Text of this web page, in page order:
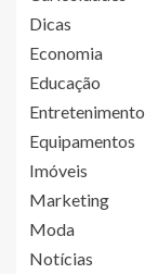
Dicas
Economia
Educação
Entretenimento
Equipamentos
Imóveis
Marketing
Moda
Notícias